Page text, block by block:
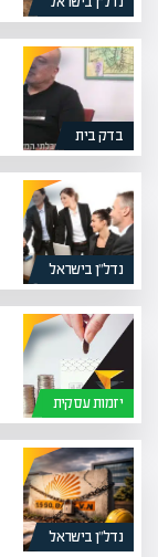
בדק בית
נדל”ן בישראל
יזמות עסקית
נדל”ן בישראל